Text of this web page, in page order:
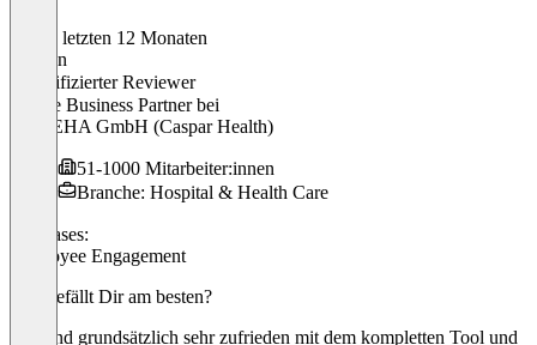
In den letzten 12 Monaten
Madlen
Verifizierter Reviewer
People Business Partnerbei
GOREHA GmbH (Caspar Health)
51-1000 Mitarbeiter:innen
Branche: Hospital & Health Care
Use cases:
Employee Engagement
Was gefällt Dir am besten?
Wir sind grundsätzlich sehr zufrieden mit dem kompletten Tool und